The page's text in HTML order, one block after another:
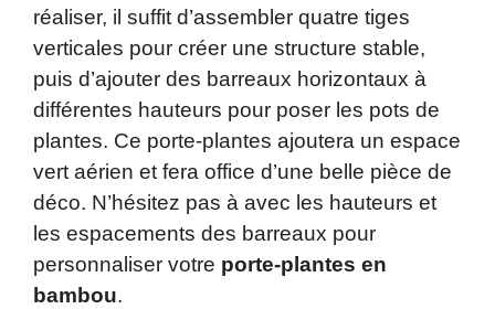
réaliser, il suffit d’assembler quatre tiges
verticales pour créer une structure stable,
puis d’ajouter des barreaux horizontaux à
différentes hauteurs pour poser les pots de
plantes. Ce porte-plantes ajoutera un espace
vert aérien et fera office d’une belle pièce de
déco. N’hésitez pas à avec les hauteurs et
les espacements des barreaux pour
personnaliser votre porte-plantes en
bambou.